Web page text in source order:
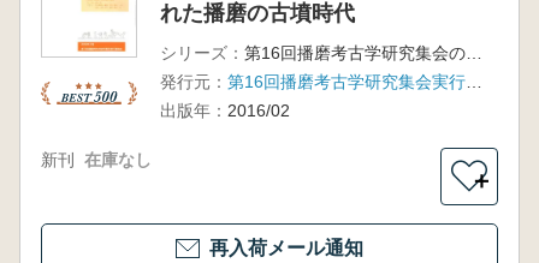
れた播磨の古墳時代
シリーズ：
第16回播磨考古学研究集会の記録
発行元：
第16回播磨考古学研究集会実行委員会
出版年： 2016/02
新刊 在庫なし
＋
再入荷メール通知